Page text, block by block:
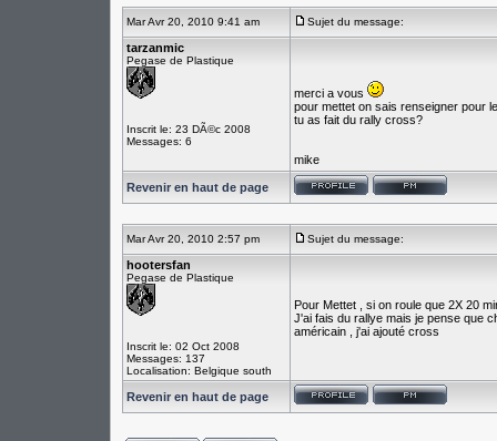
Mar Avr 20, 2010 9:41 am Sujet du message:
tarzanmic
Pegase de Plastique
Inscrit le: 23 DÃ©c 2008
Messages: 6
merci a vous
pour mettet on sais renseigner pour
tu as fait du rally cross?
mike
Revenir en haut de page
Mar Avr 20, 2010 2:57 pm Sujet du message:
hootersfan
Pegase de Plastique
Inscrit le: 02 Oct 2008
Messages: 137
Localisation: Belgique south
Pour Mettet , si on roule que 2X 20
J'ai fais du rallye mais je pense que
américain , j'ai ajouté cross
Revenir en haut de page